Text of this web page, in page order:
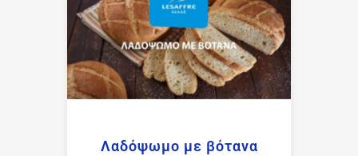
Λαδόψωμο με βότανα